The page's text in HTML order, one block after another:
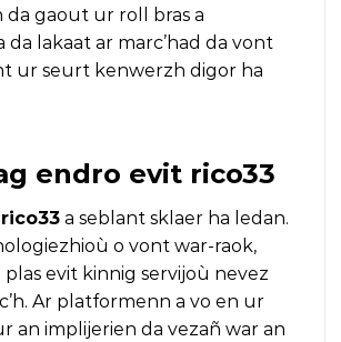
da gaout ur roll bras a
da lakaat ar marc’had da vont
ur seurt kenwerzh digor ha
endro evit rico33
rico33 a seblant sklaer ha ledan.
o vont war-raok,
plas evit kinnig servijoù nevez
Ar platformenn a vo en ur
an implijerien da vezañ war an